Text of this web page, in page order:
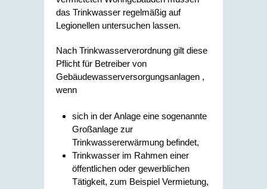
das Trinkwasser regelmäßig auf
Legionellen untersuchen lassen.
Nach Trinkwasserverordnung gilt diese
Pflicht für Betreiber von
Gebäudewasserversorgungsanlagen ,
wenn
sich in der Anlage eine sogenannte
Großanlage zur
Trinkwassererwärmung befindet,
Trinkwasser im Rahmen einer
öffentlichen oder gewerblichen
Tätigkeit, zum Beispiel Vermietung,